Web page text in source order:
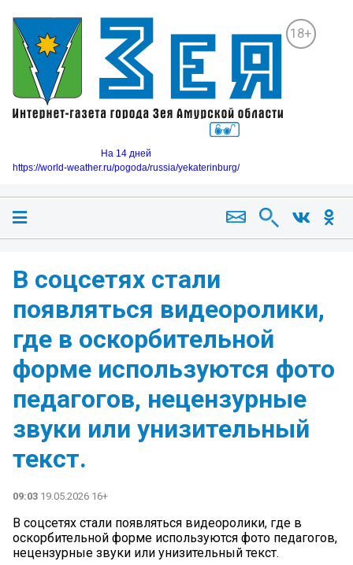
18+
На 14 дней
https://world-weather.ru/pogoda/russia/yekaterinburg/
В соцсетях стали
появляться видеоролики,
где в оскорбительной
форме используются фото
педагогов, нецензурные
звуки или унизительный
текст.
09:03 19.05.2026 16+
В соцсетях стали появляться видеоролики, где в
оскорбительной форме используются фото педагогов,
нецензурные звуки или унизительный текст.